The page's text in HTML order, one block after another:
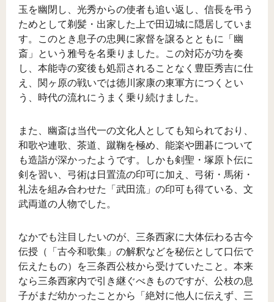
玉を幽閉し、光秀からの使者も追い返し、信長を弔う
ためとして剃髪・出家した上で田辺城に隠居していま
す。このとき息子の忠興に家督を譲るとともに「幽
斎」という雅号を名乗りました。この対応が功を奏
し、本能寺の変後も処罰されることなく豊臣秀吉に仕
え、関ヶ原の戦いでは徳川家康の東軍方につくとい
う、時代の流れにうまく乗り続けました。
また、幽斎は当代一の文化人としても知られており、
和歌や連歌、茶道、蹴鞠を極め、能楽や囲碁について
も造詣が深かったようです。しかも剣聖・塚原卜伝に
剣を習い、弓術は日置流の印可に加え、弓術・馬術・
礼法を組み合わせた「武田流」の印可も得ている、文
武両道の人物でした。
なかでも注目したいのが、三条西家に大体伝わる古今
伝授（「古今和歌集」の解釈などを秘伝として口伝で
伝えたもの）を三条西公枝から受けていたこと。本来
なら三条西家内で引き継ぐべきものですが、公枝の息
子がまだ幼かったことから「絶対に他人に伝えず、三